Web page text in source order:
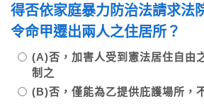
得否依家庭暴力防治法請求法
令命甲遷出兩人之住居所？
(A)否，加害人受到憲法居住自由
制之
(B)否，僅能為乙提供庇護場所，